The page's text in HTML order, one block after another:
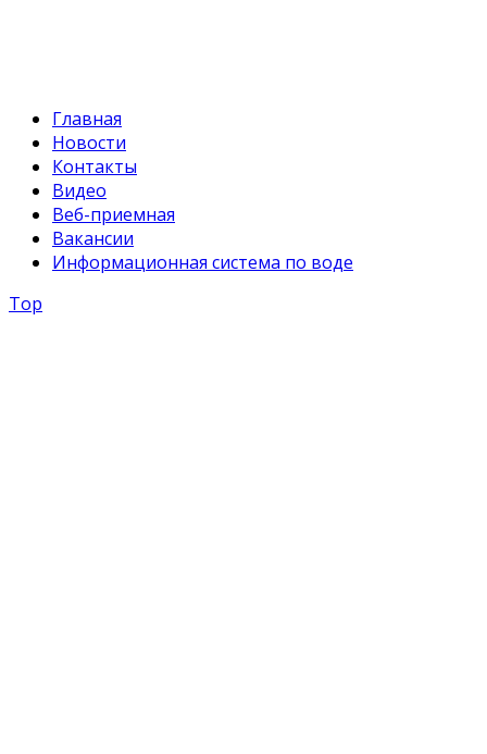
Главная
Новости
Контакты
Видео
Веб-приемная
Вакансии
Информационная система по воде
Top